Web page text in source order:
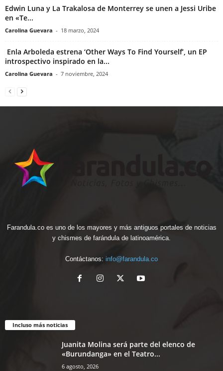
Edwin Luna y La Trakalosa de Monterrey se unen a Jessi Uribe
en «Te...
Carolina Guevara - 18 marzo, 2024
Enla Arboleda estrena ‘Other Ways To Find Yourself’, un EP
introspectivo inspirado en la...
Carolina Guevara - 7 noviembre, 2024
Farandula.co es uno de los mayores y más antiguos portales de noticias
y chismes de farándula de latinoamérica.
Contáctanos: info@farandula.co
Incluso más noticias
Juanita Molina será parte del elenco de
«Burundanga» en el Teatro...
6 agosto, 2026